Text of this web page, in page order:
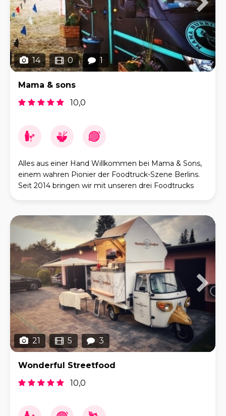
14 0 1
Mama & sons
10,0
Alles aus einer Hand Willkommen bei Mama & Sons,
einem wahren Pionier der Foodtruck-Szene Berlins.
Seit 2014 bringen wir mit unseren drei Foodtrucks
21 5 3
Wonderful Streetfood
10,0